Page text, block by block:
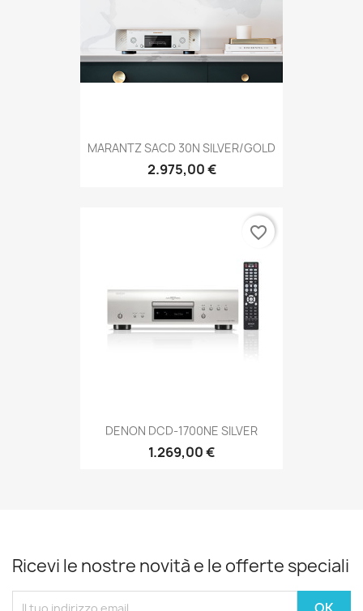
MARANTZ SACD 30N SILVER/GOLD
2.975,00 €
DENON DCD-1700NE SILVER
1.269,00 €
favorite_border
Ricevi le nostre novità e le offerte speciali